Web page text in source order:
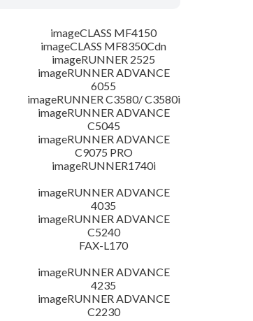
imageCLASS MF4150
imageCLASS MF8350Cdn
imageRUNNER 2525
imageRUNNER ADVANCE
6055
imageRUNNER C3580/ C3580i
imageRUNNER ADVANCE
C5045
imageRUNNER ADVANCE
C9075 PRO
imageRUNNER1740i
imageRUNNER ADVANCE
4035
imageRUNNER ADVANCE
C5240
FAX-L170
imageRUNNER ADVANCE
4235
imageRUNNER ADVANCE
C2230